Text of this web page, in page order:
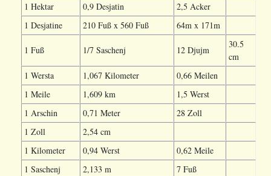
1 Hektar
0,9 Desjatin
2,5 Acker
1 Desjatine
210 Fuß x 560 Fuß 64m x 171m
1 Fuß 1/7 Saschenj 12 Djujm
30.5
cm
1 Wersta
1,067 Kilometer
0,66 Meilen
1 Meile
1,609 km
1,5 Werst
1 Arschin
0,71 Meter
28 Zoll
1 Zoll
2,54 cm
1 Kilometer
0,94 Werst
0,62 Meile
1 Saschenj
2,133 m
7 Fuß